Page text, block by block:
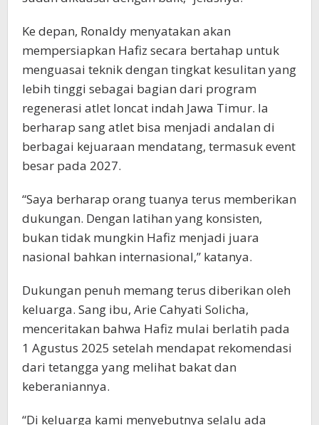
Ke depan, Ronaldy menyatakan akan
mempersiapkan Hafiz secara bertahap untuk
menguasai teknik dengan tingkat kesulitan yang
lebih tinggi sebagai bagian dari program
regenerasi atlet loncat indah Jawa Timur. Ia
berharap sang atlet bisa menjadi andalan di
berbagai kejuaraan mendatang, termasuk event
besar pada 2027.
“Saya berharap orang tuanya terus memberikan
dukungan. Dengan latihan yang konsisten,
bukan tidak mungkin Hafiz menjadi juara
nasional bahkan internasional,” katanya.
Dukungan penuh memang terus diberikan oleh
keluarga. Sang ibu, Arie Cahyati Solicha,
menceritakan bahwa Hafiz mulai berlatih pada
1 Agustus 2025 setelah mendapat rekomendasi
dari tetangga yang melihat bakat dan
keberaniannya.
“Di keluarga kami menyebutnya selalu ada